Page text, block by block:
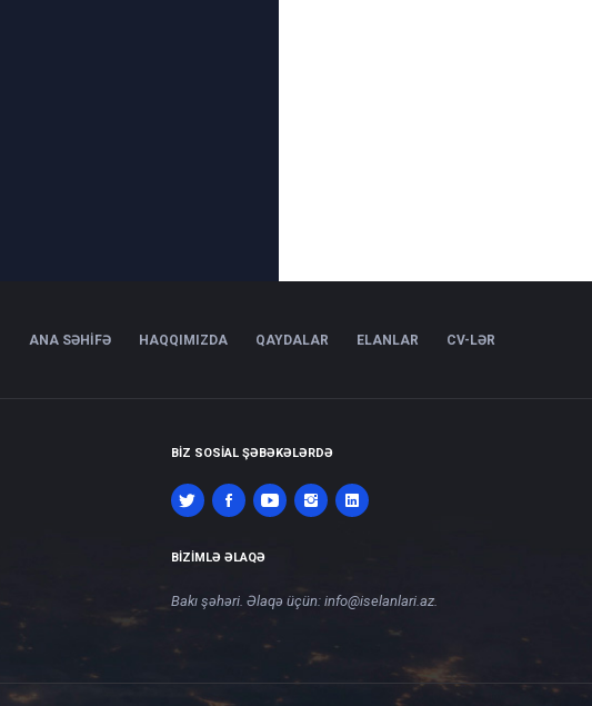
ANA SƏHIFƏ HAQQIMIZDA QAYDALAR ELANLAR CV-LƏR
BIZ SOSIAL ŞƏBƏKƏLƏRDƏ
BIZIMLƏ ƏLAQƏ
Bakı şəhəri. Əlaqə üçün: info@iselanlari.az.